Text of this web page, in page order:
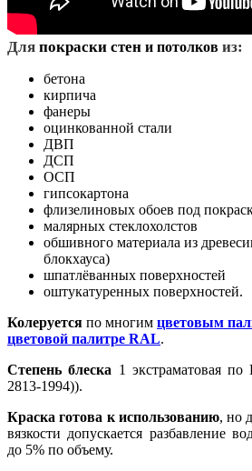
Для покраски стен и потолков из:
бетона
кирпича
фанеры
оцинкованной стали
ДВП
ДСП
ОСП
гипсокартона
флизелиновых обоев под
малярных стеклохолстов
обшивного материала из
блокхауса)
шпатлёванных поверхностей
оштукатуренных поверхностей.
Колеруется по многим цветовым
цветовой палитре RAL.
Степень блеска 1 экстраматовая
2813-1994)).
Краска готова к использованию, но
вязкости допускается разбавление
до 5% по объему.